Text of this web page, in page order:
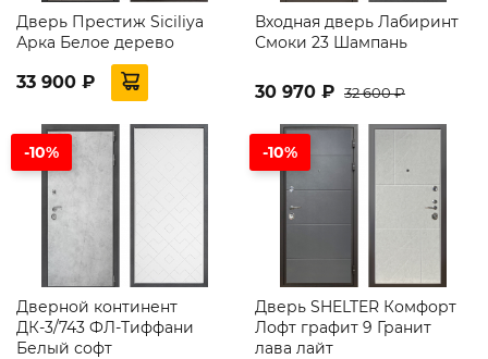
Дверь Престиж Siciliya
Арка Белое дерево
33 900 ₽
Входная дверь Лабиринт
Смоки 23 Шампань
30 970 ₽ 32 600 ₽
-10%
Дверной континент
ДК-3/743 ФЛ-Тиффани
Белый софт
-10%
Дверь SHELTER Комфорт
Лофт графит 9 Гранит
лава лайт